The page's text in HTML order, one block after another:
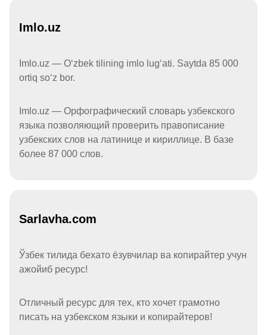
Imlo.uz
Imlo.uz — Oʻzbek tilining imlo lugʻati. Saytda 85 000
ortiq soʻz bor.
Imlo.uz — Орфографический словарь узбекского
языка позволяющий проверить правописание
узбекских слов на латинице и кириллице. В базе
более 87 000 слов.
Sarlavha.com
Ўзбек тилида бехато ёзувчилар ва копирайтер учун
ажойиб ресурс!
Отличный ресурс для тех, кто хочет грамотно
писать на узбекском языки и копирайтеров!